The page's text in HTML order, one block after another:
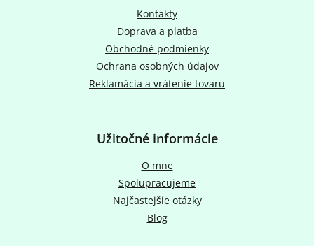
Kontakty
Doprava a platba
Obchodné podmienky
Ochrana osobných údajov
Reklamácia a vrátenie tovaru
Užitočné informácie
O mne
Spolupracujeme
Najčastejšie otázky
Blog